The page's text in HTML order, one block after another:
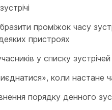
проміжок часу
пристроях
у списку зустрічей
коли настане
порядку денного